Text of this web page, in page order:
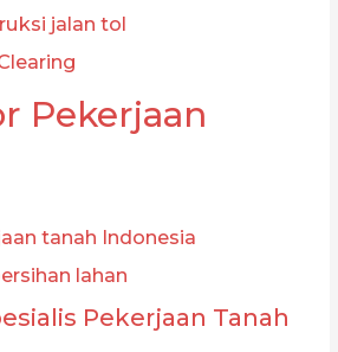
jalan tol
Pekerjaan
tanah Indonesia
lahan
Pekerjaan Tanah